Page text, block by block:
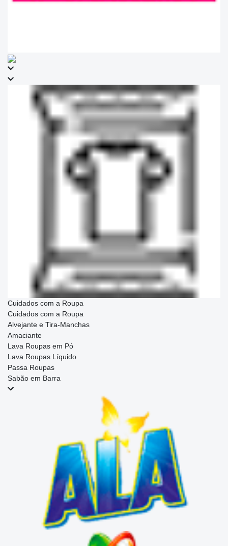
Cuidados com a Roupa
Cuidados com a Roupa
Alvejante e Tira-Manchas
Amaciante
Lava Roupas em Pó
Lava Roupas Líquido
Passa Roupas
Sabão em Barra